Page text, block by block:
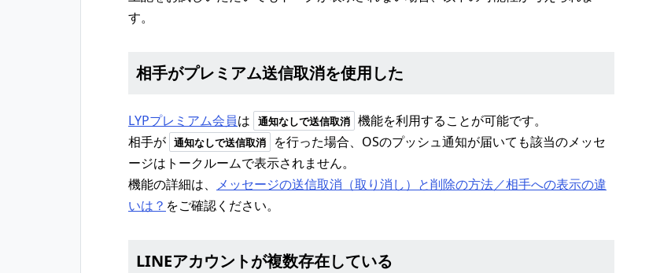
す。
相手がプレミアム送信取消を使用した
LYPプレミアム会員は 通知なしで送信取消 機能を利用することが可能です。
相手が 通知なしで送信取消
を行った場合、OSのプッシュ通知が届いても該当のメッセ
ージはトークルームで表示されません。
機能の詳細は、 メッセージの送信取消（取り消し）と削除の方法／相手への表示の違
いは？ をご確認ください。
LINEアカウントが複数存在している